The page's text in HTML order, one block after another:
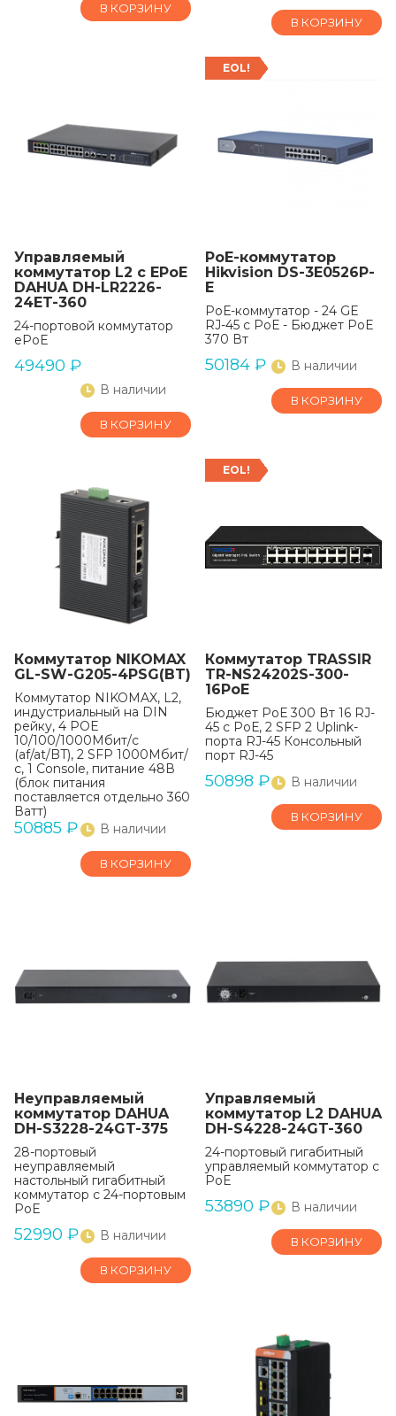
В КОРЗИНУ
В КОРЗИНУ
Управляемый
коммутатор L2 с EPoE
DAHUA DH-LR2226-
24ET-360
24-портовой коммутатор
ePoE
49490 ₽
В наличии
В КОРЗИНУ
EOL!
РоЕ-коммутатор
Hikvision DS-3E0526P-
E
РоЕ-коммутатор - 24 GE
RJ-45 с РоЕ - Бюджет РоЕ
370 Вт
50184 ₽ В наличии
В КОРЗИНУ
Коммутатор NIKOMAX
GL-SW-G205-4PSG(BT)
Коммутатор NIKOMAX, L2,
индустриальный на DIN
рейку, 4 POE
10/100/1000Мбит/с
(af/at/BT), 2 SFP 1000Мбит/
с, 1 Console, питание 48В
(блок питания
поставляется отдельно 360
Ватт)
50885 ₽ В наличии
В КОРЗИНУ
EOL!
Коммутатор TRASSIR
TR-NS24202S-300-
16PoE
Бюджет РоЕ 300 Вт 16 RJ-
45 с РоЕ, 2 SFP 2 Uplink-
порта RJ-45 Консольный
порт RJ-45
50898 ₽ В наличии
В КОРЗИНУ
Неуправляемый
коммутатор DAHUA
DH-S3228-24GT-375
28-портовый
неуправляемый
настольный гигабитный
коммутатор с 24-портовым
PoE
52990 ₽ В наличии
В КОРЗИНУ
Управляемый
коммутатор L2 DAHUA
DH-S4228-24GT-360
24-портовый гигабитный
управляемый коммутатор с
PoE
53890 ₽ В наличии
В КОРЗИНУ